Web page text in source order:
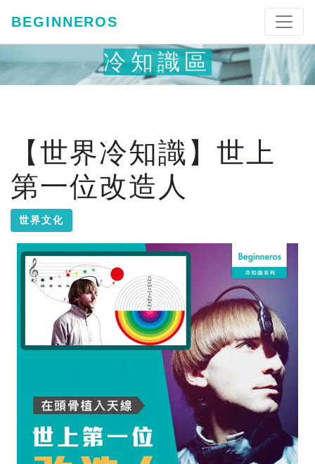
BEGINNEROS
冷知識區
【世界冷知識】世上
第一位改造人
世界文化